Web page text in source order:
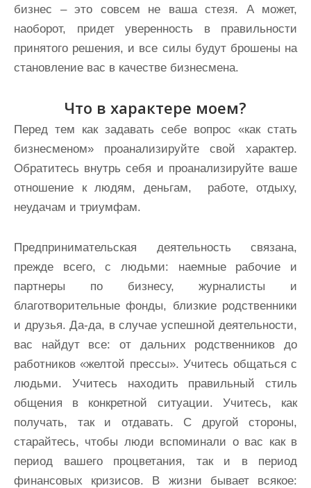
бизнес – это совсем не ваша стезя. А может,
наоборот, придет уверенность в правильности
принятого решения, и все силы будут брошены на
становление вас в качестве бизнесмена.
Что в характере моем?
Перед тем как задавать себе вопрос «как стать
бизнесменом» проанализируйте свой характер.
Обратитесь внутрь себя и проанализируйте ваше
отношение к людям, деньгам, работе, отдыху,
неудачам и триумфам.
Предпринимательская деятельность связана,
прежде всего, с людьми: наемные рабочие и
партнеры по бизнесу, журналисты и
благотворительные фонды, близкие родственники
и друзья. Да-да, в случае успешной деятельности,
вас найдут все: от дальних родственников до
работников «желтой прессы». Учитесь общаться с
людьми. Учитесь находить правильный стиль
общения в конкретной ситуации. Учитесь, как
получать, так и отдавать. С другой стороны,
старайтесь, чтобы люди вспоминали о вас как в
период вашего процветания, так и в период
финансовых кризисов. В жизни бывает всякое: